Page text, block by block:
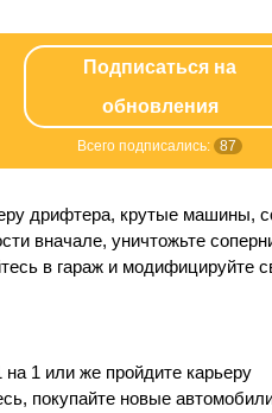
Подписаться на
обновления
Всего подписались: 87
дрифтера, крутые машины,
вначале, уничтожьте
в гараж и модифицируйте
1 или же пройдите карьеру
покупайте новые